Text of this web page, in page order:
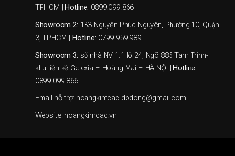
TPHCM | Hotline: 0899.099.866
Showroom 2: 133 Nguyễn Phúc Nguyên, Phường 10, Quận
3, TPHCM | Hotline: 0799.959.989
Showroom 3: số nhà NV 1.1 lô 24, Ngõ 885 Tam Trinh-
khu liền kề Gelexia – Hoàng Mai – HÀ NỘI | Hotline:
0899.099.866
Email hỗ trợ: hoangkimcac.dodong@gmail.com
Website: hoangkimcac.vn